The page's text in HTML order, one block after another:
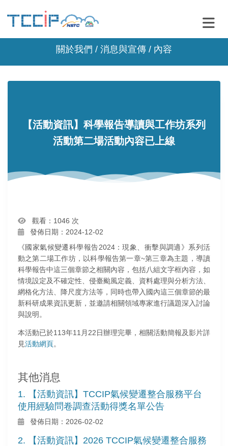
關於我們 / 消息與宣傳 / 內容
【活動資訊】科學報告導讀與工作坊系列
活動第二場活動內容已上線
觀看：1046 次
發佈日期：2024-12-02
《國家氣候變遷科學報告2024：現象、衝擊與調適》系列活
動之第二場工作坊，以科學報告第一章~第三章為主題，導讀
科學報告中這三個章節之相關內容，包括八組文字框內容，如
情境設定及不確定性、侵臺颱風定義、資料處理與分析方法、
網格化方法、降尺度方法等，同時也帶入國內這三個章節的最
新科研成果資訊更新，並邀請相關領域專家進行議題深入討論
與說明。
本活動已於113年11月22日辦理完畢，相關活動簡報及影片詳
見活動網頁。
其他消息
1. 【活動資訊】TCCIP氣候變遷整合服務平台
使用經驗問卷調查活動得獎名單公告
發佈日期：2026-02-02
2. 【活動資訊】2026 TCCIP氣候變遷整合服務